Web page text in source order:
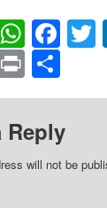
Print
Reply
will not be